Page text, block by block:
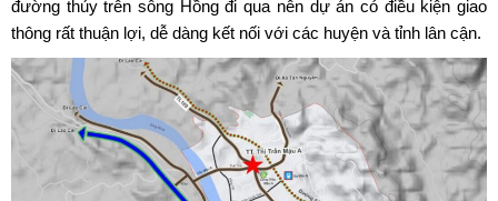
đường thủy trên sông Hồng đi qua nên dự án có điều kiện giao
thông rất thuận lợi, dễ dàng kết nối với các huyện và tỉnh lân cận.